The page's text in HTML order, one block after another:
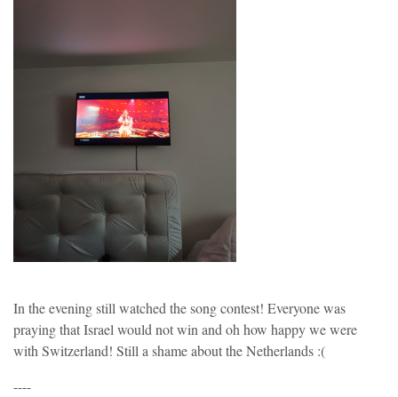
In the evening still watched the song contest! Everyone was
praying that Israel would not win and oh how happy we were
with Switzerland! Still a shame about the Netherlands :(
----